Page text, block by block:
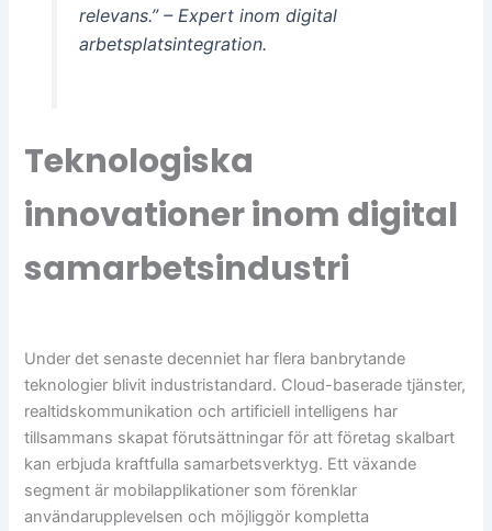
relevans.” – Expert inom digital
arbetsplatsintegration.
Teknologiska
innovationer inom digital
samarbetsindustri
Under det senaste decenniet har flera banbrytande
teknologier blivit industristandard. Cloud-baserade tjänster,
realtidskommunikation och artificiell intelligens har
tillsammans skapat förutsättningar för att företag skalbart
kan erbjuda kraftfulla samarbetsverktyg. Ett växande
segment är mobilapplikationer som förenklar
användarupplevelsen och möjliggör kompletta